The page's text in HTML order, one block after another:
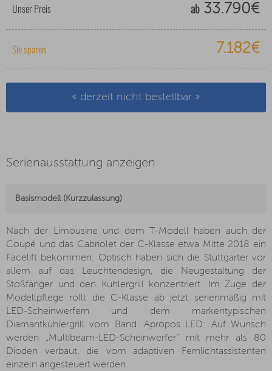
Unser Preis ab33.790€
Sie sparen 7.182€
« derzeit nicht bestellbar »
Serienausstattung anzeigen
Basismodell (Kurzzulassung)
Nach der Limousine und dem T-Modell haben auch der
Coupé und das Cabriolet der C-Klasse etwa Mitte 2018 ein
Facelift bekommen. Optisch haben sich die Stuttgarter vor
allem auf das Leuchtendesign, die Neugestaltung der
Stoßfänger und den Kühlergrill konzentriert. Im Zuge der
Modellpflege rollt die C-Klasse ab jetzt serienmäßig mit
LED-Scheinwerfern und dem markentypischen
Diamantkühlergrill vom Band. Apropos LED: Auf Wunsch
werden „Multibeam-LED-Scheinwerfer“ mit mehr als 80
Dioden verbaut, die vom adaptiven Fernlichtassistenten
einzeln angesteuert werden.